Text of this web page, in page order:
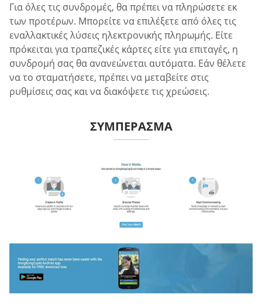
Για όλες τις συνδρομές, θα πρέπει να πληρώσετε εκ
των προτέρων. Μπορείτε να επιλέξετε από όλες τις
εναλλακτικές λύσεις ηλεκτρονικής πληρωμής. Είτε
πρόκειται για τραπεζικές κάρτες είτε για επιταγές, η
συνδρομή σας θα ανανεώνεται αυτόματα. Εάν θέλετε
να το σταματήσετε, πρέπει να μεταβείτε στις
ρυθμίσεις σας και να διακόψετε τις χρεώσεις.
ΣΥΜΠΈΡΑΣΜΑ